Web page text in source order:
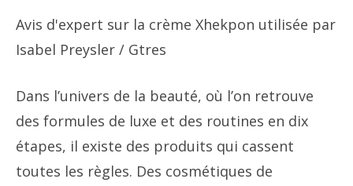
Avis d'expert sur la crème Xhekpon utilisée par
Isabel Preysler / Gtres
Dans l’univers de la beauté, où l’on retrouve
des formules de luxe et des routines en dix
étapes, il existe des produits qui cassent
toutes les règles. Des cosmétiques de